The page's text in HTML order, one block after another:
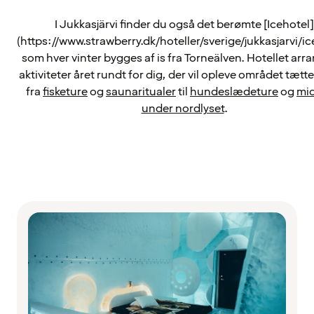
I Jukkasjärvi finder du også det berømte [Icehotel]
(https://www.strawberry.dk/hoteller/sverige/jukkasjarvi/
som hver vinter bygges af is fra Torneälven. Hotellet
aktiviteter året rundt for dig, der vil opleve området
frafisketureogsaunaritualertil hundeslædetureog
under nordlyset.